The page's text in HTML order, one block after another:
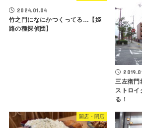
2024.01.04
竹之門になにかつくってる…【姫
路の種探偵団】
三左衛門
ストロ
る！
開店・閉店